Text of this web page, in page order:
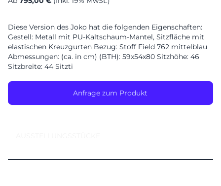
Diese Version des Joko hat die folgenden Eigenschaften:
Gestell: Metall mit PU-Kaltschaum-Mantel, Sitzfläche mit
elastischen Kreuzgurten Bezug: Stoff Field 762 mittelblau
Abmessungen: (ca. in cm) (BTH): 59x54x80 Sitzhöhe: 46
Sitzbreite: 44 Sitzti
Anfrage zum Produkt